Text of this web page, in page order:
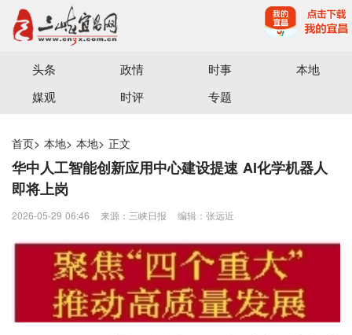
宜昌三峡融媒体中心主办
头条 政情 时事
本地
媒观
时评 专题
首页> 本地> 本地> 正文
华中人工智能创新应用中心建设提速 AI化学机器人
即将上岗
2026-05-29 06:46 来源：三峡日报 编辑：张远近